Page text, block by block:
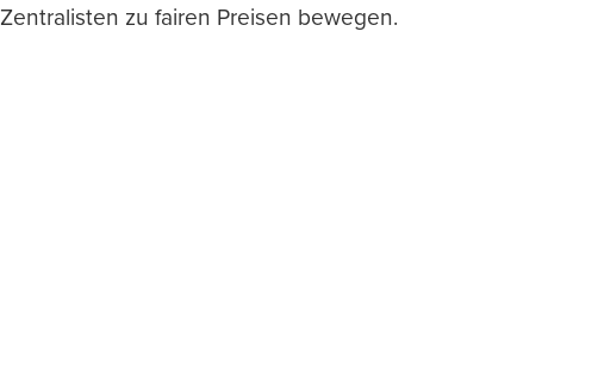
Zentralisten zu fairen Preisen bewegen.